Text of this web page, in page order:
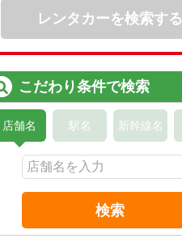
レンタカーを検索する
こだわり条件で検索
店舗名 駅名 新幹線名
検索